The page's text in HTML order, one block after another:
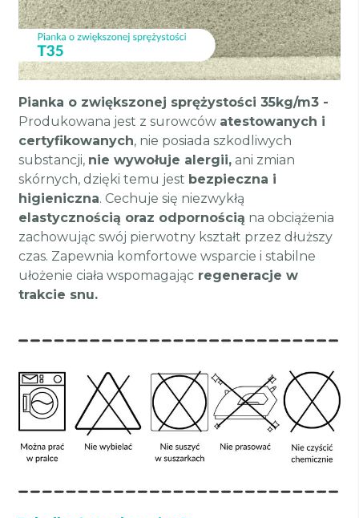
Pianka o zwiększonej sprężystości 35kg/m3 -
Produkowana jest z surowców atestowanych i
certyfikowanych, nie posiada szkodliwych
substancji, nie wywołuje alergii, ani zmian
skórnych, dzięki temu jest bezpieczna i
higieniczna. Cechuje się niezwykłą
elastycznością oraz odpornością na obciążenia
zachowując swój pierwotny kształt przez dłuższy
czas. Zapewnia komfortowe wsparcie i stabilne
ułożenie ciała wspomagając regeneracje w
trakcie snu.